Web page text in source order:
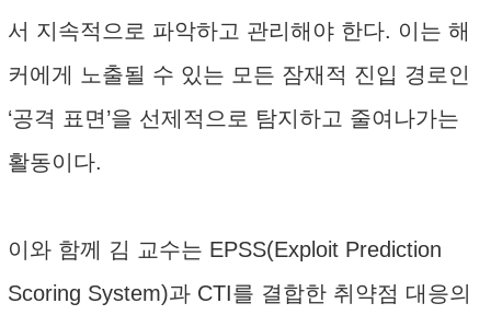
서 지속적으로 파악하고 관리해야 한다. 이는 해
커에게 노출될 수 있는 모든 잠재적 진입 경로인
‘공격 표면’을 선제적으로 탐지하고 줄여나가는
활동이다.
이와 함께 김 교수는 EPSS(Exploit Prediction
Scoring System)과 CTI를 결합한 취약점 대응의